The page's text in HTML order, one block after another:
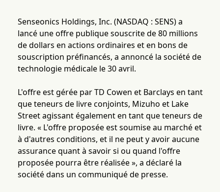
Senseonics Holdings, Inc. (NASDAQ : SENS) a
lancé une offre publique souscrite de 80 millions
de dollars en actions ordinaires et en bons de
souscription préfinancés, a annoncé la société de
technologie médicale le 30 avril.
L'offre est gérée par TD Cowen et Barclays en tant
que teneurs de livre conjoints, Mizuho et Lake
Street agissant également en tant que teneurs de
livre. « L'offre proposée est soumise au marché et
à d'autres conditions, et il ne peut y avoir aucune
assurance quant à savoir si ou quand l'offre
proposée pourra être réalisée », a déclaré la
société dans un communiqué de presse.